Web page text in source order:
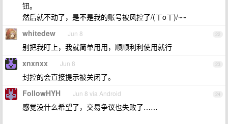
钮。
然后就不动了，是不是我的账号被风控了/(ㄒoㄒ)/~~
22
whitedew Jun 8
别把我盯上，我就简单用用，顺顺利利使用就行
23
xnxnxx Jun 8
封控的会直接提示被关闭了。
24
FollowHYH Jun 8 via Android
感觉没什么希望了，交易争议也失败了……